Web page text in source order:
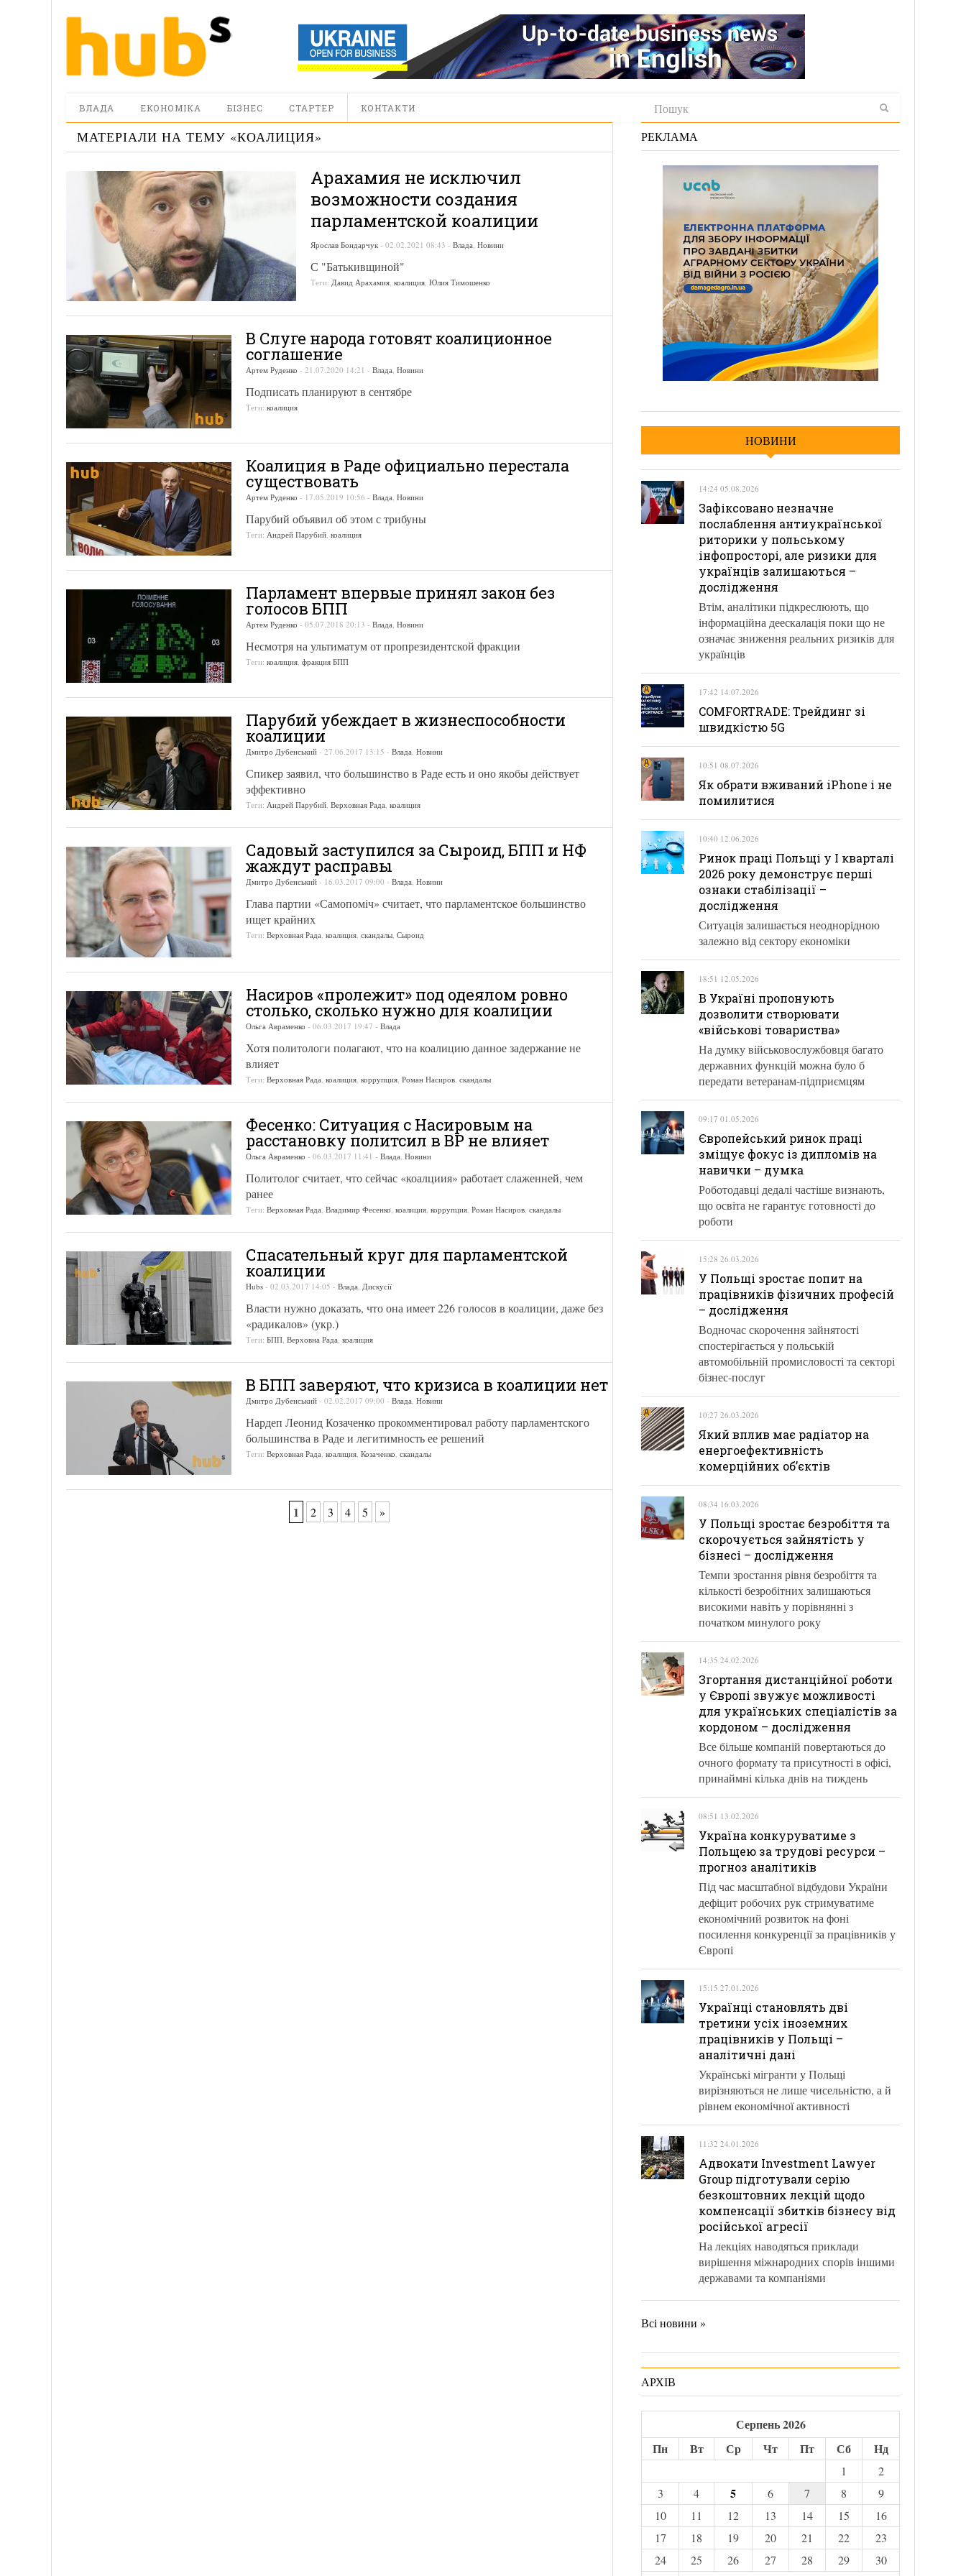
ВЛАДА ЕКОНОМІКА БІЗНЕС СТАРТЕР КОНТАКТИ
МАТЕРІАЛИ НА ТЕМУ «КОАЛИЦИЯ»
Арахамия не исключил
возможности создания
парламентской коалиции
Ярослав Бондарчук - 02.02.2021 08:43 - Влада, Новини
С "Батькивщиной"
Теги: Давид Арахамия, коалиция, Юлия Тимошенко
В Слуге народа готовят коалиционное
соглашение
Артем Руденко - 21.07.2020 14:21 - Влада, Новини
Подписать планируют в сентябре
Теги: коалиция
Коалиция в Раде официально перестала
существовать
Артем Руденко - 17.05.2019 10:56 - Влада, Новини
Парубий объявил об этом с трибуны
Теги: Андрей Парубий, коалиция
Парламент впервые принял закон без
голосов БПП
Артем Руденко - 05.07.2018 20:13 - Влада, Новини
Несмотря на ультиматум от пропрезидентской фракции
Теги: коалиция, фракция БПП
Парубий убеждает в жизнеспособности
коалиции
Дмитро Дубенський - 27.06.2017 13:15 - Влада, Новини
Спикер заявил, что большинство в Раде есть и оно якобы действует
эффективно
Теги: Андрей Парубий, Верховная Рада, коалиция
Садовый заступился за Сыроид, БПП и НФ
жаждут расправы
Дмитро Дубенський - 16.03.2017 09:00 - Влада, Новини
Глава партии «Самопомiч» считает, что парламентское большинство
ищет крайних
Теги: Верховная Рада, коалиция, скандалы, Сыроид
Насиров «пролежит» под одеялом ровно
столько, сколько нужно для коалиции
Ольга Авраменко - 06.03.2017 19:47 - Влада
Хотя политологи полагают, что на коалицию данное задержание не
влияет
Теги: Верховная Рада коалиция коррупция Роман Насиров скандалы
Фесенко: Ситуация с Насировым на
расстановку политсил в ВР не влияет
Ольга Авраменко - 06.03.2017 11:41 - Влада Новини
Политолог считает, что сейчас «коалциия» работает слаженней, чем
ранее
Теги: Верховная Рада Владимир Фесенко коалиция коррупция Роман Насиров скандалы
Спасательный круг для парламентской
коалиции
Hubs - 02.03.2017 14:05 - Влада Дискусії
Власти нужно доказать, что она имеет 226 голосов в коалиции, даже без
«радикалов» (укр.)
Теги: БПП Верховна Рада коалиция
В БПП заверяют, что кризиса в коалиции нет
Дмитро Дубенський - 02.02.2017 09:00 - Влада Новини
Нардеп Леонид Козаченко прокомментировал работу парламентского
большинства в Раде и легитимность ее решений
Теги: Верховная Рада коалиция Козаченко скандалы
1 2 3 4 5 »
РЕКЛАМА
НОВИНИ
14:24 05.08.2026
Зафіксовано незначне
послаблення антиукраїнської
риторики у польському
інфопросторі, але ризики для
українців залишаються –
дослідження
Втім, аналітики підкреслюють, що
інформаційна деескалація поки що не
означає зниження реальних ризиків для
українців
17:42 14.07.2026
COMFORTRADE: Трейдинг зі
швидкістю 5G
10:51 08.07.2026
Як обрати вживаний iPhone і не
помилитися
10:40 12.06.2026
Ринок праці Польщі у І кварталі
2026 року демонструє перші
ознаки стабілізації –
дослідження
Ситуація залишається неоднорідною
залежно від сектору економіки
18:51 12.05.2026
В Україні пропонують
дозволити створювати
«військові товариства»
На думку військовослужбовця багато
державних функцій можна було б
передати ветеранам-підприємцям
09:17 01.05.2026
Європейський ринок праці
зміщує фокус із дипломів на
навички – думка
Роботодавці дедалі частіше визнають,
що освіта не гарантує готовності до
роботи
15:28 26.03.2026
У Польщі зростає попит на
працівників фізичних професій
– дослідження
Водночас скорочення зайнятості
спостерігається у польській
автомобільній промисловості та секторі
бізнес-послуг
10:27 26.03.2026
Який вплив має радіатор на
енергоефективність
комерційних об’єктів
08:34 16.03.2026
У Польщі зростає безробіття та
скорочується зайнятість у
бізнесі – дослідження
Темпи зростання рівня безробіття та
кількості безробітних залишаються
високими навіть у порівнянні з
початком минулого року
14:35 24.02.2026
Згортання дистанційної роботи
у Європі звужує можливості
для українських спеціалістів за
кордоном – дослідження
Все більше компаній повертаються до
очного формату та присутності в офісі,
принаймні кілька днів на тиждень
08:51 13.02.2026
Україна конкуруватиме з
Польщею за трудові ресурси –
прогноз аналітиків
Під час масштабної відбудови України
дефіцит робочих рук стримуватиме
економічний розвиток на фоні
посилення конкуренції за працівників у
Європі
15:15 27.01.2026
Українці становлять дві
третини усіх іноземних
працівників у Польщі –
аналітичні дані
Українські мігранти у Польщі
вирізняються не лише чисельністю, а й
рівнем економічної активності
11:32 24.01.2026
Адвокати Investment Lawyer
Group підготували серію
безкоштовних лекцій щодо
компенсації збитків бізнесу від
російської агресії
На лекціях наводяться приклади
вирішення міжнародних спорів іншими
державами та компаніями
Всі новини »
АРХІВ
Серпень 2026
Пн
Вт Ср Чт Пт Сб Нд
1
2
3
4 5 6 7 8
9
10
11 12 13 14 15
16
17
18 19 20 21 22
23
24
25 26 27 28 29
30